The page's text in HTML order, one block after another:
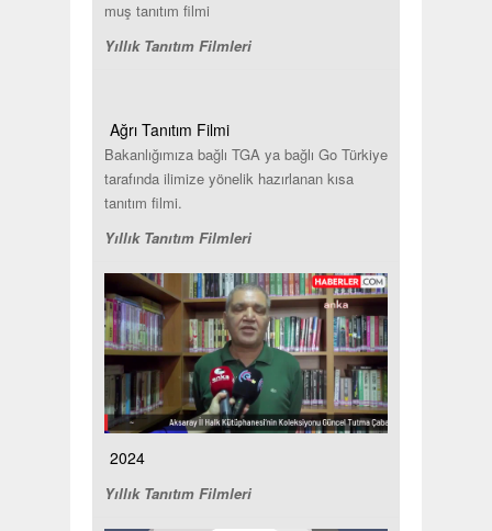
muş tanıtım filmi
Yıllık Tanıtım Filmleri
Ağrı Tanıtım Filmi
Bakanlığımıza bağlı TGA ya bağlı Go Türkiye
tarafında ilimize yönelik hazırlanan kısa
tanıtım filmi.
Yıllık Tanıtım Filmleri
2024
Yıllık Tanıtım Filmleri